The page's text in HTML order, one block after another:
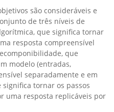
são consideráveis e
de três níveis de
que significa tornar
resposta compreensível
que
modelo (entradas,
separadamente e em
tornar os passos
uma resposta replicáveis por